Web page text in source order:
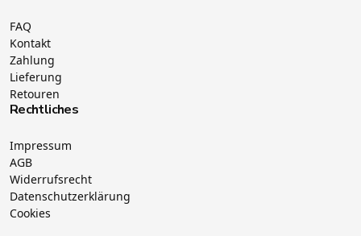
FAQ
Kontakt
Zahlung
Lieferung
Retouren
Rechtliches
Impressum
AGB
Widerrufsrecht
Datenschutzerklärung
Cookies